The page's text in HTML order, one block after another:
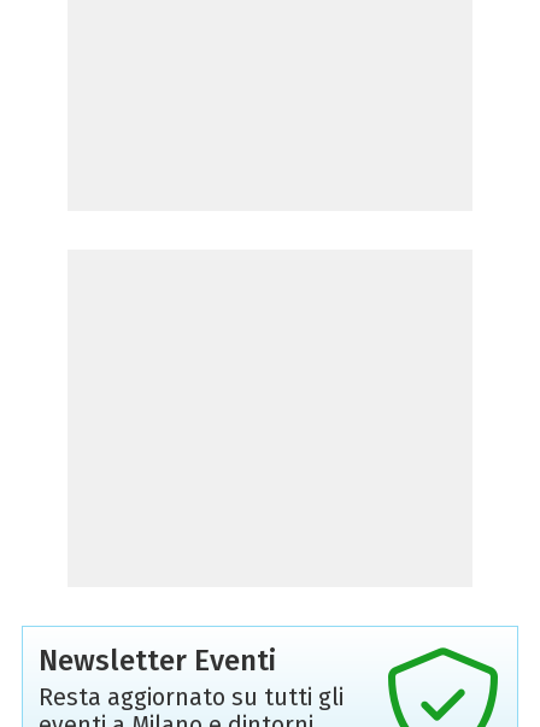
Newsletter Eventi
Resta aggiornato su tutti gli